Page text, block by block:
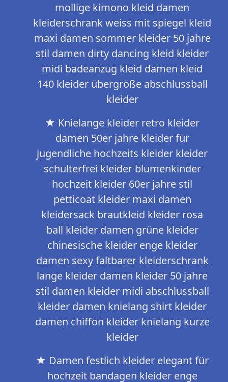
mollige kimono kleid damen
kleiderschrank weiss mit spiegel kleid
maxi damen sommer kleider 50 jahre
stil damen dirty dancing kleid kleider
midi badeanzug kleid damen kleid
140 kleider übergröße abschlussball
kleider
★ Knielange kleider retro kleider
damen 50er jahre kleider für
jugendliche hochzeits kleider kleider
schulterfrei kleider blumenkinder
hochzeit kleider 60er jahre stil
petticoat kleider maxi damen
kleidersack brautkleid kleider rosa
ball kleider damen grüne kleider
chinesische kleider enge kleider
damen sexy faltbarer kleiderschrank
lange kleider damen kleider 50 jahre
stil damen kleider midi abschlussball
kleider damen knielang shirt kleider
damen chiffon kleider knielang kurze
kleider
★ Damen festlich kleider elegant für
hochzeit bandagen kleider enge